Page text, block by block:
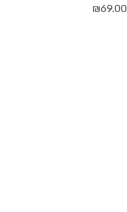
מחיר
₪69.00